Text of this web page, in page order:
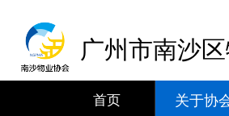
广州市南沙
首页 关于协